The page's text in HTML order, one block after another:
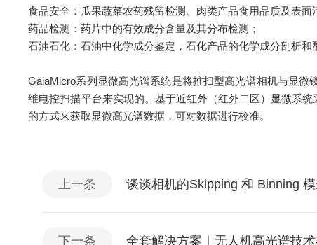
食品安全：瓜果蔬菜农药残留检测、肉类产品食用品质及表面
药品检测：药片中的有效成分含量及其分布检测；
石油石化：石油中化学成分鉴定，石化产品的化学成分剖析和
GaiaMicro系列显微高光谱系统是将推扫型高光谱相机与显
维电控扫描平台来实现的。基于近红外（红外二区）显微系
的方式来获取显微高光谱数据，可对数据进行校准。
上一条 谈谈相机的Skipping 和 Binning
下一条 全套解决方案｜无人机高光谱技